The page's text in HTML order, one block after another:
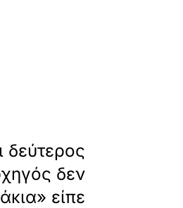
edoni-kritiki-
δεύτερος
δεν
είπε